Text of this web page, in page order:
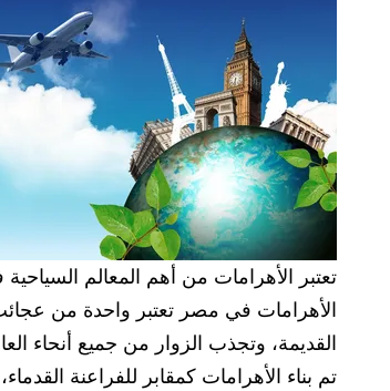
تعتبر الأهرامات من أهم المعالم
الأهرامات في مصر تعتبر واحدة من عجائب
القديمة، وتجذب الزوار من جميع أنحاء
تم بناء الأهرامات كمقابر للفراعنة